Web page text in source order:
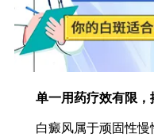
单一用药疗效有限，
白癜风属于顽固性慢